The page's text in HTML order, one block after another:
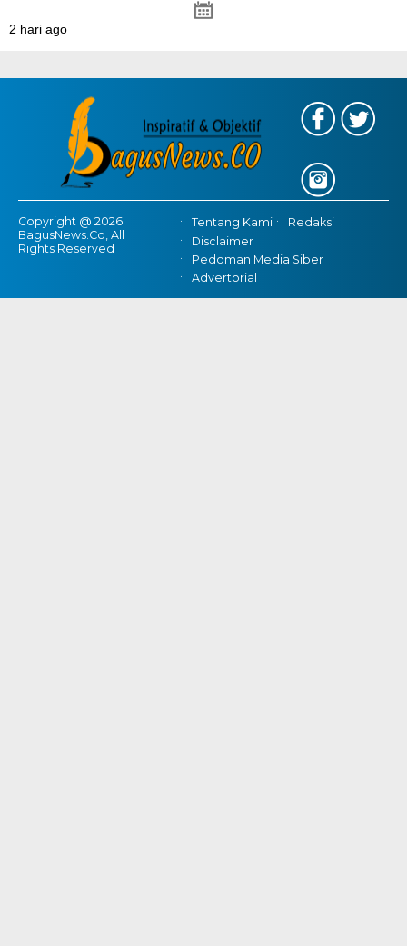
2 hari ago
Copyright @ 2026
BagusNews.Co, All
Rights Reserved
Tentang Kami
Redaksi
Disclaimer
Pedoman Media Siber
Advertorial